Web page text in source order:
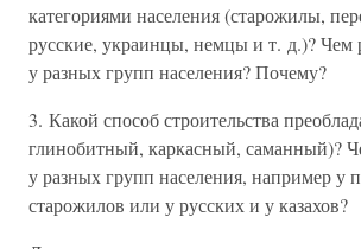
категориями населения (старожилы,
русские, украинцы, немцы и т. д.)? Чем
у разных групп населения? Почему?
3. Какой способ строительства
глинобитный, каркасный, саманный)?
у разных групп населения, например у
старожилов или у русских и у казахов?